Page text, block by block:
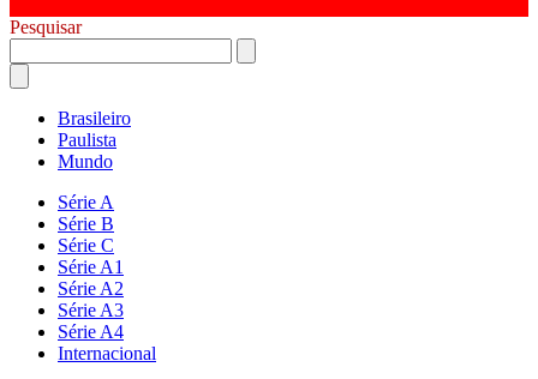
Pesquisar
Brasileiro
Paulista
Mundo
Série A
Série B
Série C
Série A1
Série A2
Série A3
Série A4
Internacional